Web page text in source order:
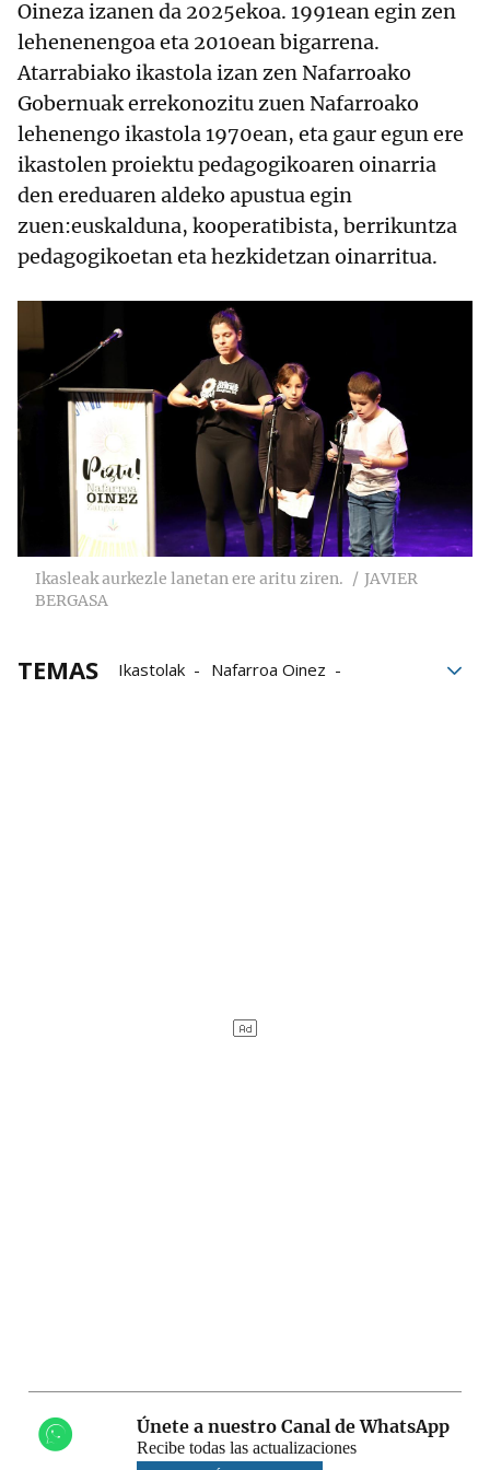
Oineza izanen da 2025ekoa. 1991ean egin zen
lehenenengoa eta 2010ean bigarrena.
Atarrabiako ikastola izan zen Nafarroako
Gobernuak errekonozitu zuen Nafarroako
lehenengo ikastola 1970ean, eta gaur egun ere
ikastolen proiektu pedagogikoaren oinarria
den ereduaren aldeko apustua egin
zuen:euskalduna, kooperatibista, berrikuntza
pedagogikoetan eta hezkidetzan oinarritua.
Ikasleak aurkezle lanetan ere aritu ziren.
JAVIER
BERGASA
TEMAS Ikastolak
Nafarroa Oinez
Únete a nuestro Canal de WhatsApp
Recibe todas las actualizaciones